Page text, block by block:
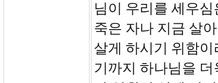
님이 우리를 세우
죽은 자나 지금 살
살게 하시기 위함
기까지 하나님을